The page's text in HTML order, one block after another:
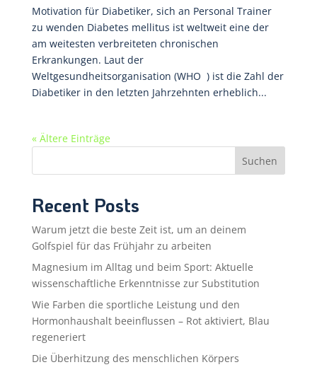
Motivation für Diabetiker, sich an Personal Trainer
zu wenden Diabetes mellitus ist weltweit eine der
am weitesten verbreiteten chronischen
Erkrankungen. Laut der
Weltgesundheitsorganisation (WHO ) ist die Zahl der
Diabetiker in den letzten Jahrzehnten erheblich...
« Ältere Einträge
Suchen
Recent Posts
Warum jetzt die beste Zeit ist, um an deinem
Golfspiel für das Frühjahr zu arbeiten
Magnesium im Alltag und beim Sport: Aktuelle
wissenschaftliche Erkenntnisse zur Substitution
Wie Farben die sportliche Leistung und den
Hormonhaushalt beeinflussen – Rot aktiviert, Blau
regeneriert
Die Überhitzung des menschlichen Körpers